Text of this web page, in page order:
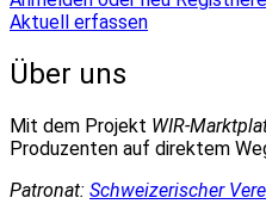
Aktuell erfassen
Über uns
Mit dem Projekt WIR-
Produzenten auf direktem
Patronat: Schweizerischer